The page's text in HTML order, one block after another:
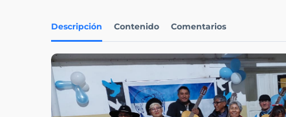
Descripción Contenido Comentarios